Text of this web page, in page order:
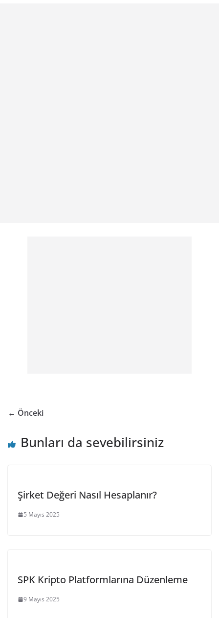
← Önceki
Bunları da sevebilirsiniz
Şirket Değeri Nasıl Hesaplanır?
5 Mayıs 2025
SPK Kripto Platformlarına Düzenleme
9 Mayıs 2025